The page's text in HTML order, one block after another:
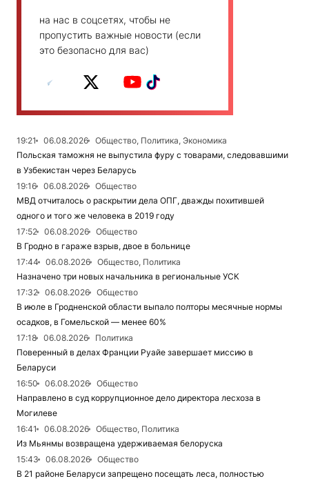
на нас в соцсетях, чтобы не
пропустить важные новости (если
это безопасно для вас)
19:21 06.08.2026
Общество, Политика, Экономика
Польская таможня не выпустила фуру с товарами, следовавшими
в Узбекистан через Беларусь
19:16
06.08.2026
Общество
МВД отчиталось о раскрытии дела ОПГ, дважды похитившей
одного и того же человека в 2019 году
17:52
06.08.2026
Общество
В Гродно в гараже взрыв, двое в больнице
17:44
06.08.2026
Общество, Политика
Назначено три новых начальника в региональные УСК
17:32
06.08.2026
Общество
В июле в Гродненской области выпало полторы месячные нормы
осадков, в Гомельской — менее 60%
17:18
06.08.2026
Политика
Поверенный в делах Франции Руайе завершает миссию в
Беларуси
16:50
06.08.2026
Общество
Направлено в суд коррупционное дело директора лесхоза в
Могилеве
16:41
06.08.2026
Общество, Политика
Из Мьянмы возвращена удерживаемая белоруска
15:43
06.08.2026
Общество
В 21 районе Беларуси запрещено посещать леса, полностью